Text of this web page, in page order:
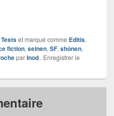
Testset marqué comme Editis,
fiction, seinen, SF, shônen,
parInod . Enregistrer le